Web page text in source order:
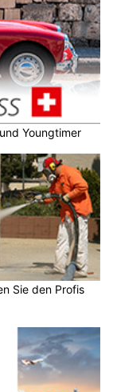
Youngtimer
Sie den Profis